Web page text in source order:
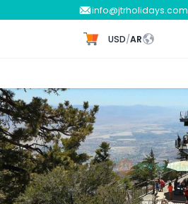
info@jtrholidays.com
AR
/
USD